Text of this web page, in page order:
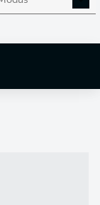
0
GOOGLE PLAY